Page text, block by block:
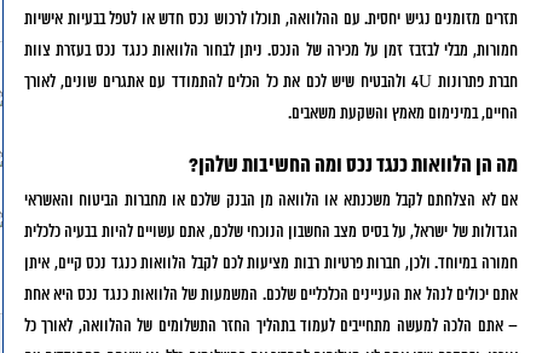
תזרים מזומנים נגיש יחסית. עם ההלוואה, תוכלו לרכוש נכס חדש או לטפל בבעיות אישיות
חמורות, מבלי לבזבז זמן על מכירה של הנכס. ניתן לבחור הלוואות כנגד נכס בעזרת צוות
חברת פתרונות 4U ולהבטיח שיש לכם את כל הכלים להתמודד עם אתגרים שונים, לאורך
החיים, במינימום מאמץ והשקעת משאבים.
מה הן הלוואות כנגד נכס ומה החשיבות שלהן?
אם לא הצלחתם לקבל משכנתא או הלוואה מן הבנק שלכם או מחברות הביטוח והאשראי
הגדולות של ישראל, על בסיס מצב החשבון הנוכחי שלכם, אתם עשויים להיות בבעיה כלכלית
חמורה במיוחד. ולכן, חברות פרטיות רבות מציעות לכם לקבל הלוואות כנגד נכס קיים, איתן
אתם יכולים לנהל את העניינים הכלכליים שלכם. המשמעות של הלוואות כנגד נכס היא אחת
– אתם הלכה למעשה מתחייבים לעמוד בתהליך החזר התשלומים של ההלוואה, לאורך כל